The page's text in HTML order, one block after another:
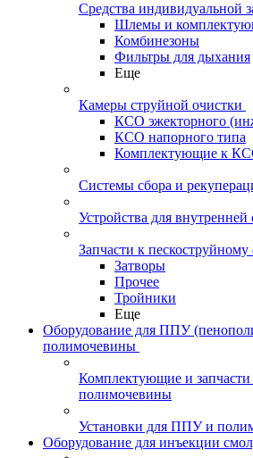
Средства индивидуальной
Шлемы и
Комбинезоны
Фильтры для дыхания
Еще
Камеры струйной очистки
КСО эжекторного
КСО напорного типа
Комплектующие к
Системы сбора и
Устройства для внутренней
Запчасти к
Затворы
Прочее
Тройники
Еще
Оборудование для ППУ
полимочевины
Комплектующие и
полимочевины
Установки для ППУ и
Оборудование для инъекции